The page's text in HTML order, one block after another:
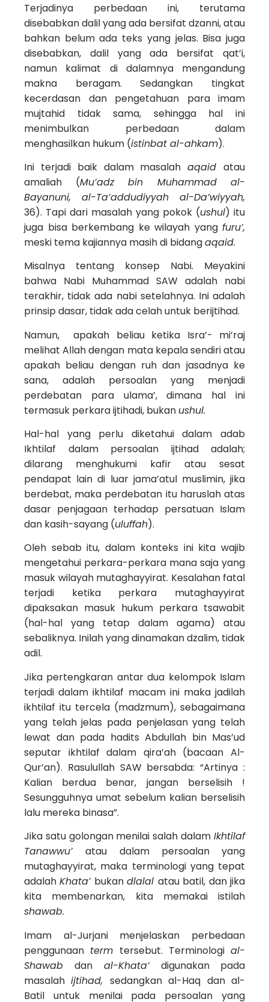
Terjadinya perbedaan ini, terutama
disebabkan dalil yang ada bersifat dzanni, atau
bahkan belum ada teks yang jelas. Bisa juga
disebabkan, dalil yang ada bersifat qat’i,
namun kalimat di dalamnya mengandung
makna beragam. Sedangkan tingkat
kecerdasan dan pengetahuan para imam
mujtahid tidak sama, sehingga hal ini
menimbulkan perbedaan dalam
menghasilkan hukum (istinbat al-ahkam).
Ini terjadi baik dalam masalahaqaidatau
amaliah (Mu’adz bin Muhammad al-
Bayanuni, al-Ta’addudiyyah al-Da’wiyyah,
36). Tapi dari masalah yang pokok (ushul) itu
juga bisa berkembang ke wilayah yang furu’,
meski tema kajiannya masih di bidangaqaid.
Misalnya tentang konsep Nabi. Meyakini
bahwa Nabi Muhammad SAW adalah nabi
terakhir, tidak ada nabi setelahnya. Ini adalah
prinsip dasar, tidak ada celah untuk berijtihad.
Namun, apakah beliau ketika Isra’- mi’raj
melihat Allah dengan mata kepala sendiri atau
apakah beliau dengan ruh dan jasadnya ke
sana, adalah persoalan yang menjadi
perdebatan para ulama’, dimana hal ini
termasuk perkara ijtihadi, bukan ushul.
Hal-hal yang perlu diketahui dalam adab
Ikhtilaf dalam persoalan ijtihad adalah;
dilarang menghukumi kafir atau sesat
pendapat lain di luar jama’atul muslimin, jika
berdebat, maka perdebatan itu haruslah atas
dasar penjagaan terhadap persatuan Islam
dan kasih-sayang (uluffah).
Oleh sebab itu, dalam konteks ini kita wajib
mengetahui perkara-perkara mana saja yang
masuk wilayah mutaghayyirat. Kesalahan fatal
terjadi ketika perkara mutaghayyirat
dipaksakan masuk hukum perkara tsawabit
(hal-hal yang tetap dalam agama) atau
sebaliknya. Inilah yang dinamakan dzalim, tidak
adil.
Jika pertengkaran antar dua kelompok Islam
terjadi dalam ikhtilaf macam ini maka jadilah
ikhtilaf itu tercela (madzmum), sebagaimana
yang telah jelas pada penjelasan yang telah
lewat dan pada hadits Abdullah bin Mas’ud
seputar ikhtilaf dalam qira’ah (bacaan Al-
Qur’an). Rasulullah SAW bersabda: “Artinya :
Kalian berdua benar, jangan berselisih !
Sesungguhnya umat sebelum kalian berselisih
lalu mereka binasa”.
Jika satu golongan menilai salah dalam Ikhtilaf
Tanawwu’atau dalam persoalan yang
mutaghayyirat, maka terminologi yang tepat
adalahKhata’bukandlalal atau batil, dan jika
kita membenarkan, kita memakai istilah
shawab.
Imam al-Jurjani menjelaskan perbedaan
penggunaan term tersebut. Terminologi al-
Shawabdan al-Khata’ digunakan pada
masalahijtihad, sedangkan al-Haq dan al-
Batil untuk menilai pada persoalan yang